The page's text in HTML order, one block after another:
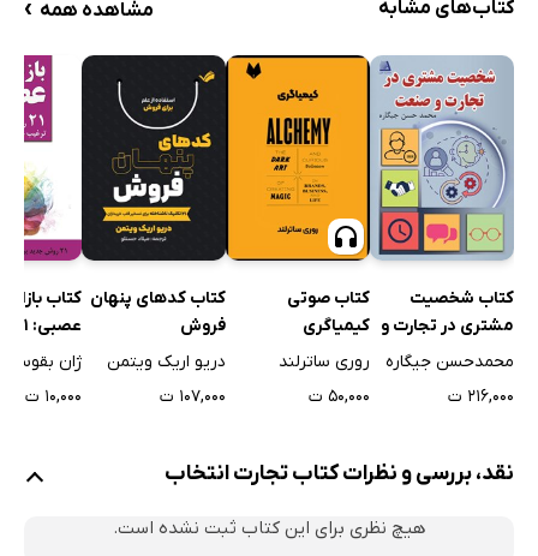
کتاب‌های مشابه مشاهده همه ›
کتاب شخصیت
مشتری در تجارت و
صنعت
محمدحسن جیگاره
۲۱۶,۰۰۰ ت
کتاب صوتی
کیمیاگری
روری ساترلند
۵۰,۰۰۰ ت
کتاب کدهای پنهان
فروش
دریو اریک ویتمن
۱۰۷,۰۰۰ ت
کتاب
جدید برای
ژان
۱۰,۰۰۰ ت
نقد، بررسی و نظرات کتاب تجارت انتخاب
هیچ نظری برای این کتاب ثبت نشده است.